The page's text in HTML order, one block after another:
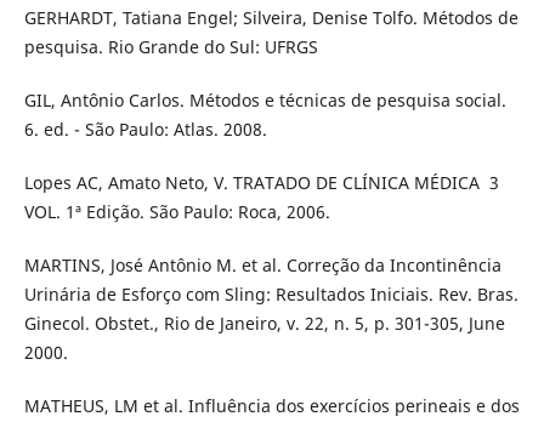
GERHARDT, Tatiana Engel; Silveira, Denise Tolfo. Métodos de
pesquisa. Rio Grande do Sul: UFRGS
GIL, Antônio Carlos. Métodos e técnicas de pesquisa social.
6. ed. - São Paulo: Atlas. 2008.
Lopes AC, Amato Neto, V. TRATADO DE CLÍNICA MÉDICA ­ 3
VOL. 1ª Edição. São Paulo: Roca, 2006.
MARTINS, José Antônio M. et al. Correção da Incontinência
Urinária de Esforço com Sling: Resultados Iniciais. Rev. Bras.
Ginecol. Obstet., Rio de Janeiro, v. 22, n. 5, p. 301-305, June
2000.
MATHEUS, LM et al. Influência dos exercícios perineais e dos